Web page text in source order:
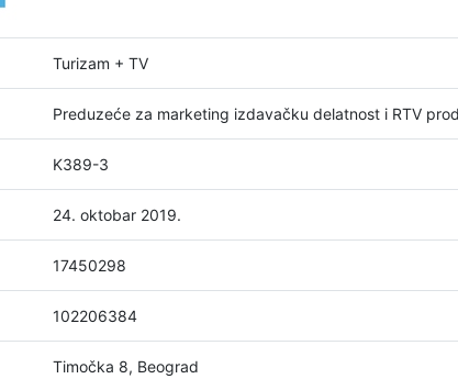
Turizam + TV
Preduzeće za marketing izdavačku delatnost i RTV
K389-3
24. oktobar 2019.
17450298
102206384
Timočka 8, Beograd